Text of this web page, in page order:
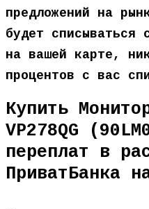
предложений на
будет списываться
на вашей карте,
процентов с вас
Купить
VP278QG
переплат в
ПриватБанка